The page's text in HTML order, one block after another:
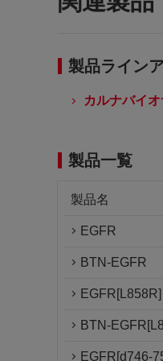
製品ライン
カルナバイ
製品一覧
製品名
EGFR
BTN-EGFR
EGFR[L858R]
BTN-
EGFR[d746-